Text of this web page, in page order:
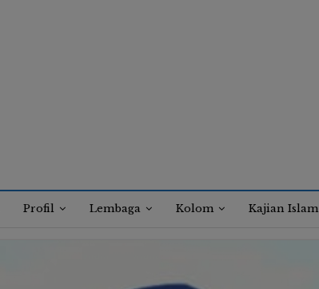
Profil Lembaga Kolom Kajian Islam